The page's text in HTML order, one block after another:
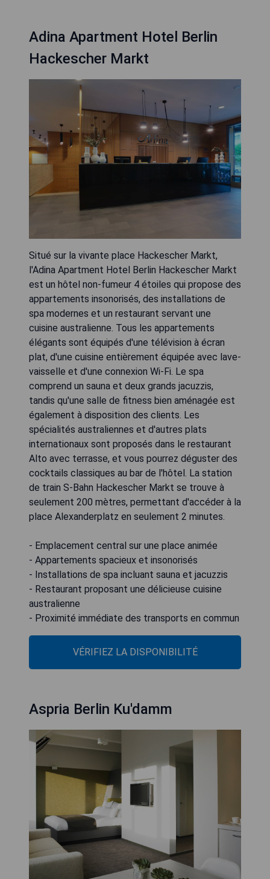
Adina Apartment Hotel Berlin
Hackescher Markt
Situé sur la vivante place Hackescher Markt,
l'Adina Apartment Hotel Berlin Hackescher Markt
est un hôtel non-fumeur 4 étoiles qui propose des
appartements insonorisés, des installations de
spa modernes et un restaurant servant une
cuisine australienne. Tous les appartements
élégants sont équipés d'une télévision à écran
plat, d'une cuisine entièrement équipée avec lave-
vaisselle et d'une connexion Wi-Fi. Le spa
comprend un sauna et deux grands jacuzzis,
tandis qu'une salle de fitness bien aménagée est
également à disposition des clients. Les
spécialités australiennes et d'autres plats
internationaux sont proposés dans le restaurant
Alto avec terrasse, et vous pourrez déguster des
cocktails classiques au bar de l'hôtel. La station
de train S-Bahn Hackescher Markt se trouve à
seulement 200 mètres, permettant d'accéder à la
place Alexanderplatz en seulement 2 minutes.
- Emplacement central sur une place animée
- Appartements spacieux et insonorisés
- Installations de spa incluant sauna et jacuzzis
- Restaurant proposant une délicieuse cuisine
australienne
- Proximité immédiate des transports en commun
VÉRIFIEZ LA DISPONIBILITÉ
Aspria Berlin Ku'damm